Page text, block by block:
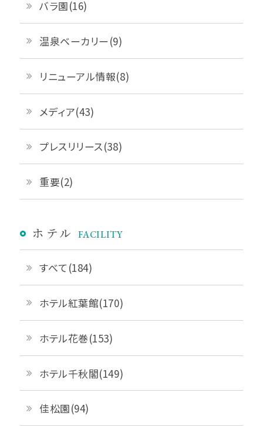
バラ園(16)
温泉ベーカリー(9)
リニューアル情報(8)
メディア(43)
プレスリリース(38)
重要(2)
ホテル FACILITY
すべて(184)
ホテル紅葉館(170)
ホテル花巻(153)
ホテル千秋閣(149)
佳松園(94)